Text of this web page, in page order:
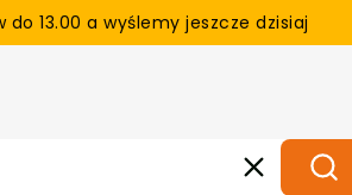
do 13.00 a wyślemy jeszcze dzisiaj
Wyczyść